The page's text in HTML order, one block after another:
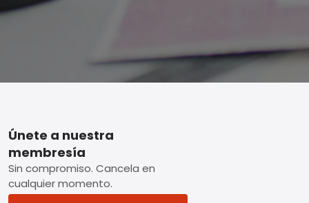
Footer
Únete a nuestra
membresía
Sin compromiso. Cancela en
cualquier momento.